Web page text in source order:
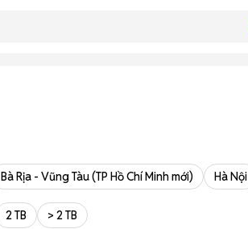
Bà Rịa - Vũng Tàu (TP Hồ Chí Minh mới) Hà Nội
2 TB > 2 TB